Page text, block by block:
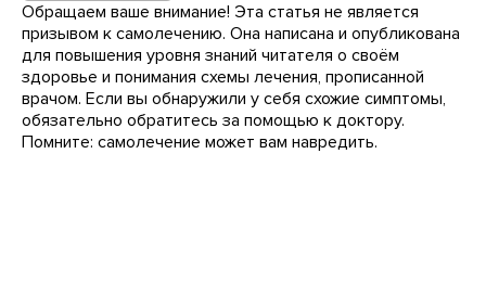
Обращаем ваше внимание! Эта статья не является
призывом к самолечению. Она написана и опубликована
для повышения уровня знаний читателя о своём
здоровье и понимания схемы лечения, прописанной
врачом. Если вы обнаружили у себя схожие симптомы,
обязательно обратитесь за помощью к доктору.
Помните: самолечение может вам навредить.